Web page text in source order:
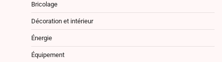
Bricolage
Décoration et intérieur
Énergie
Équipement